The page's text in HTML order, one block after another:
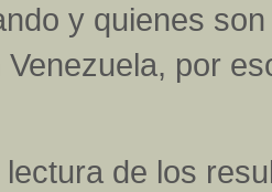
y quienes
por
de los